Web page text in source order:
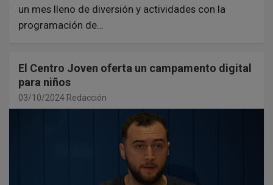
un mes lleno de diversión y actividades con la
programación de…
El Centro Joven oferta un campamento digital
para niños
03/10/2024 Redacción